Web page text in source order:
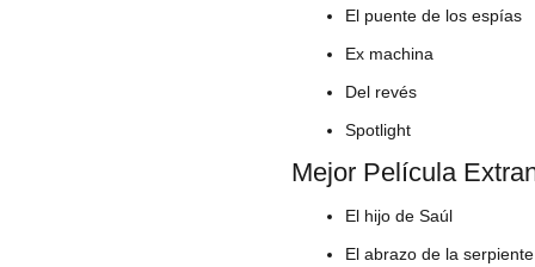
El puente de los espías
Ex machina
Del revés
Spotlight
Mejor Película
El hijo de Saúl
El abrazo de la serpiente